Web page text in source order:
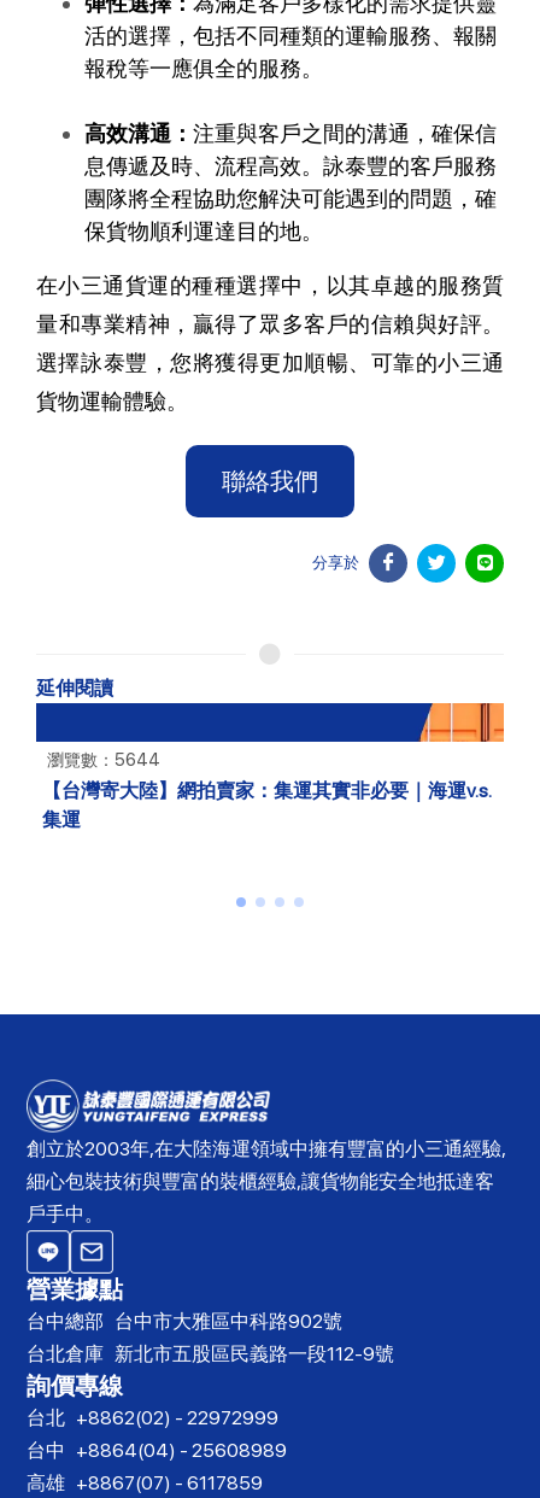
活的選擇，包括不同種類的運輸服務、報關
報稅等一應俱全的服務。
高效溝通： ​​注重與客戶之間的溝通，確保信
息傳遞及時、流程高效。詠泰豐的客戶服務
團隊將全程協助您解決可能遇到的問題，確
保貨物順利運達目的地。
在小三通貨運的種種選擇中，​​以其卓越的服務質
量和專業精神，贏得了眾多客戶的信賴與好評。
選擇​​詠泰豐，您將獲得更加順暢、可靠的小三通
貨物運輸體驗。
聯絡我們
分享於
延伸閱讀
瀏覽數：5644
【台灣寄大陸】網拍賣家：集運其實非必要｜海運v.s.
集運
創立於2003年,在大陸海運領域中擁有豐富的小三通經驗,
細心包裝技術與豐富的裝櫃經驗,讓貨物能安全地抵達客
戶手中。
營業據點
台中總部 台中市大雅區中科路902號
台北倉庫 新北市五股區民義路一段112-9號
詢價專線
台北 +8862(02) - 22972999
台中 +8864(04) - 25608989
高雄 +8867(07) - 6117859